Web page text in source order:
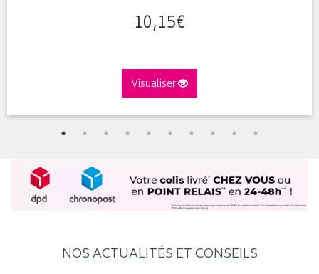
10,15€
Visualiser
NOS ACTUALITÉS ET CONSEILS